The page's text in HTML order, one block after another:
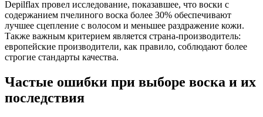
Depilflax провел исследование, показавшее, что воски с
содержанием пчелиного воска более 30% обеспечивают
лучшее сцепление с волосом и меньшее раздражение кожи.
Также важным критерием является страна-производитель:
европейские производители, как правило, соблюдают более
строгие стандарты качества.
Частые ошибки при выборе воска и их
последствия